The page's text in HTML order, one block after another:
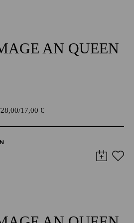
AN QUEEN
28,00 17,00 €